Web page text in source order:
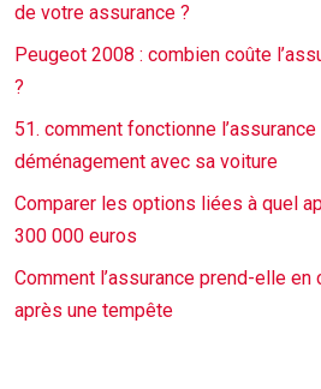
de votre assurance ?
Peugeot 2008 : combien coûte
?
51. comment fonctionne l’assurance
déménagement avec sa voiture
Comparer les options liées à quel
300 000 euros
Comment l’assurance prend-elle
après une tempête